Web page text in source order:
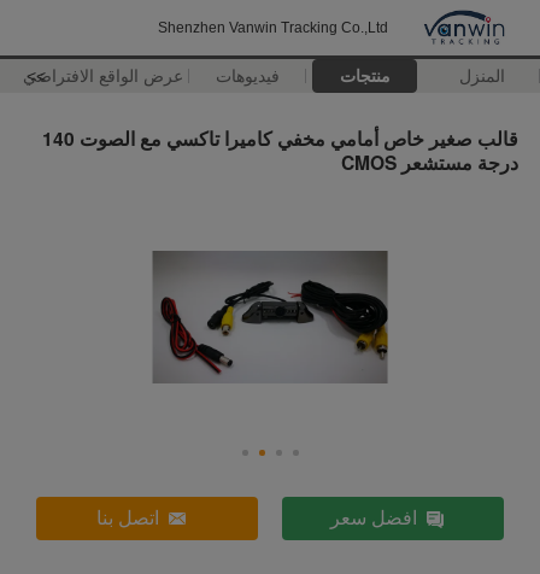
Shenzhen Vanwin Tracking Co.,Ltd
المنزل منتجات فيديوهات عرض الواقع الافتراضي
>>
قالب صغير خاص أمامي مخفي كاميرا تاكسي مع الصوت 140
درجة مستشعر CMOS
افضل سعر اتصل بنا